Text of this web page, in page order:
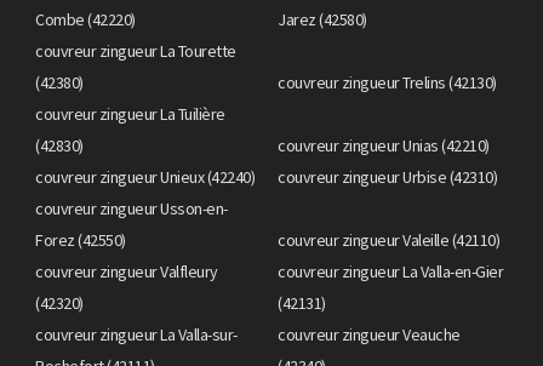
Combe (42220)
Jarez (42580)
couvreur zingueur La Tourette
(42380)
couvreur zingueur Trelins (42130)
couvreur zingueur La Tuilière
(42830)
couvreur zingueur Unias (42210)
couvreur zingueur Unieux (42240)
couvreur zingueur Urbise (42310)
couvreur zingueur Usson-en-
Forez (42550)
couvreur zingueur Valeille (42110)
couvreur zingueur Valfleury
(42320)
couvreur zingueur La Valla-en-Gier
(42131)
couvreur zingueur La Valla-sur-
couvreur zingueur Veauche